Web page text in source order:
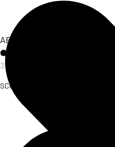
ABITO CHÈRIE
35,00
SCOPRI L'ARTICOLO